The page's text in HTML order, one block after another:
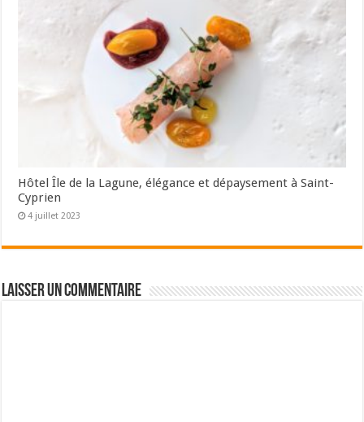
Hôtel Île de la Lagune, élégance et dépaysement à Saint-
Cyprien
4 juillet 2023
Laisser un commentaire